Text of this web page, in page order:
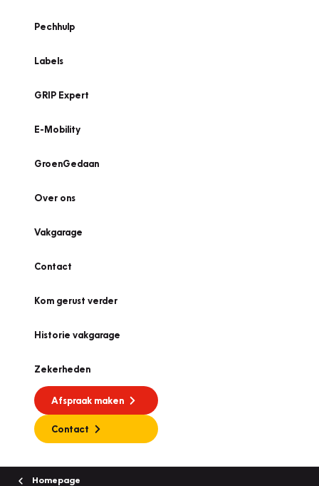
Pechhulp
Labels
GRIP Expert
E-Mobility
GroenGedaan
Over ons
Vakgarage
Contact
Kom gerust verder
Historie vakgarage
Zekerheden
Afspraak maken
Contact
Homepage